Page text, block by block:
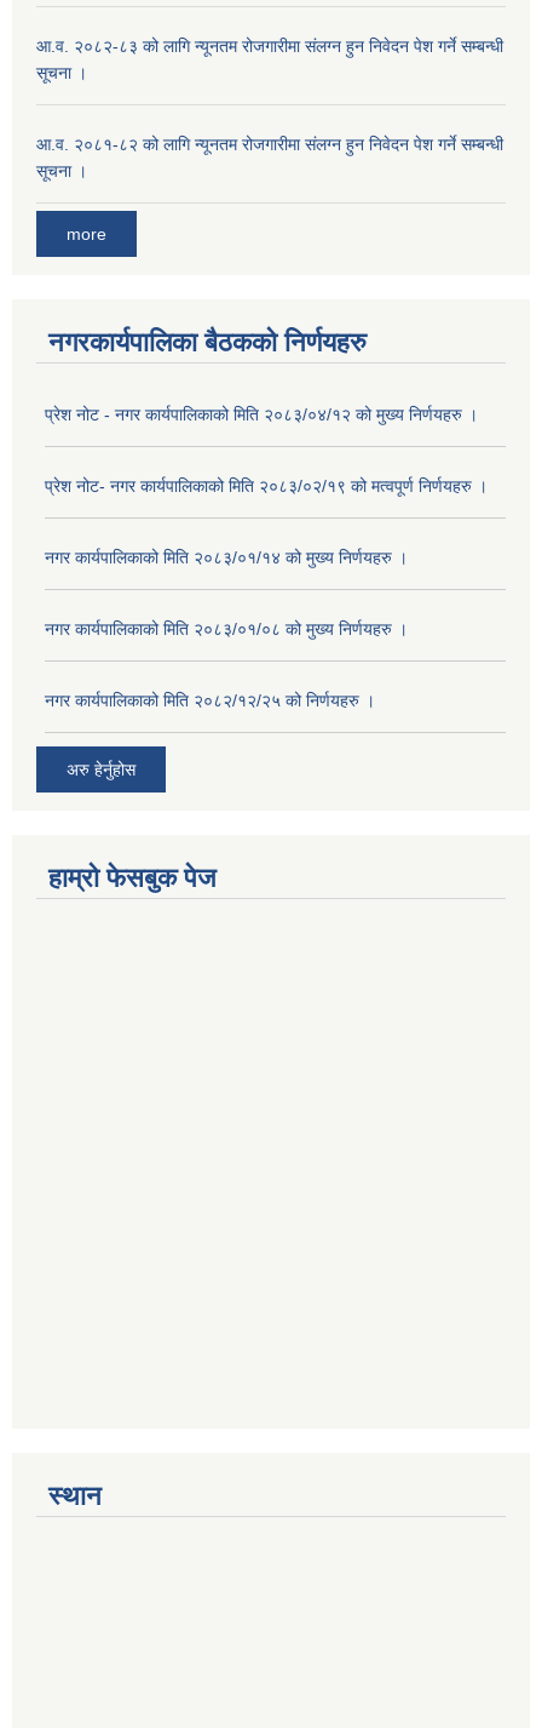
आ.व. २०८२-८३ को लागि न्यूनतम रोजगारीमा संलग्न हुन निवेदन पेश गर्ने सम्बन्धी
सूचना ।
आ.व. २०८१-८२ को लागि न्यूनतम रोजगारीमा संलग्न हुन निवेदन पेश गर्ने सम्बन्धी
सूचना ।
more
नगरकार्यपालिका बैठकको निर्णयहरु
प्रेश नोट - नगर कार्यपालिकाको मिति २०८३/०४/१२ को मुख्य निर्णयहरु ।
प्रेश नोट- नगर कार्यपालिकाको मिति २०८३/०२/१९ को मत्वपूर्ण निर्णयहरु ।
नगर कार्यपालिकाको मिति २०८३/०१/१४ को मुख्य निर्णयहरु ।
नगर कार्यपालिकाको मिति २०८३/०१/०८ को मुख्य निर्णयहरु ।
नगर कार्यपालिकाको मिति २०८२/१२/२५ को निर्णयहरु ।
अरु हेर्नुहोस
हाम्रो फेसबुक पेज
स्थान